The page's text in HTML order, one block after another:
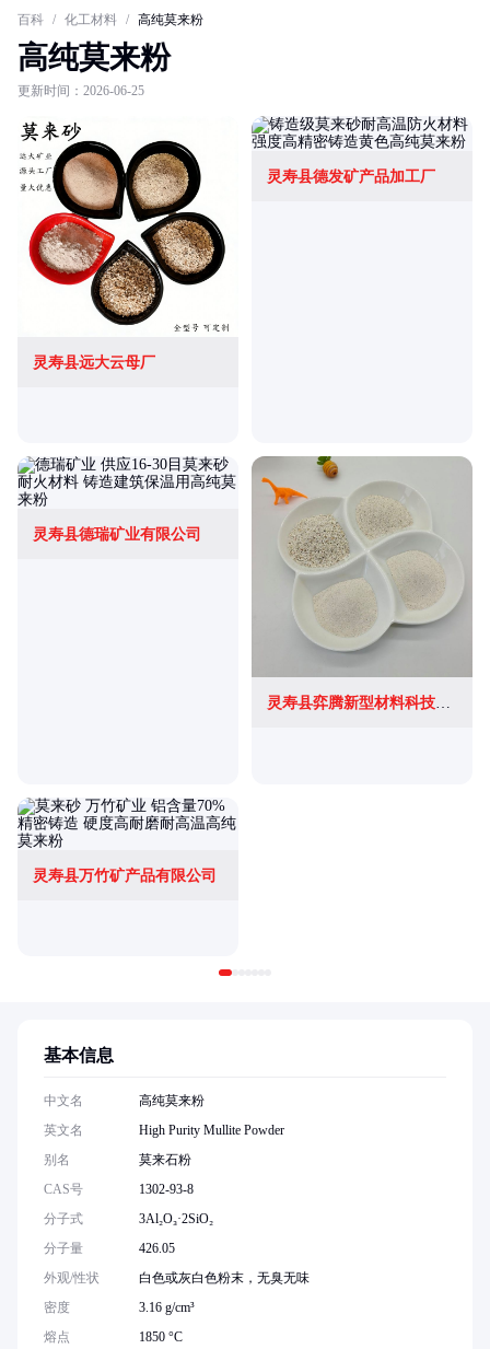
百科 / 化工材料 / 高纯莫来粉
高纯莫来粉
更新时间：2026-06-25
灵寿县远大云母厂
灵寿县德发矿产品加工厂
灵寿县德瑞矿业有限公司
灵寿县弈腾新型材料科技有限公司
灵寿县万竹矿产品有限公司
基本信息
中文名
高纯莫来粉
英文名
High Purity Mullite Powder
别名
莫来石粉
CAS号
1302-93-8
分子式
3Al₂O₃·2SiO₂
分子量
426.05
外观/性状
白色或灰白色粉末，无臭无味
密度
3.16 g/cm³
熔点
1850 °C